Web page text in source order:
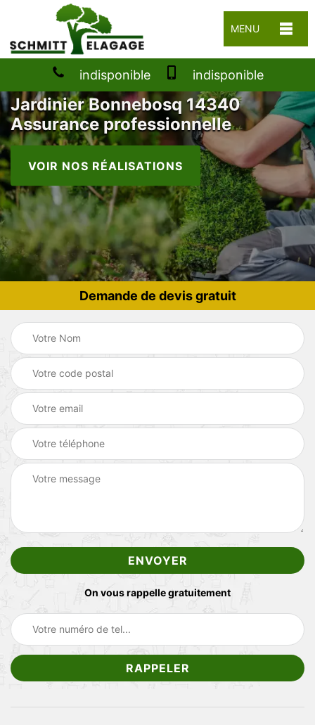
MENU
indisponible indisponible
Jardinier Bonnebosq 14340
Assurance professionnelle
VOIR NOS RÉALISATIONS
Demande de devis gratuit
On vous rappelle gratuitement